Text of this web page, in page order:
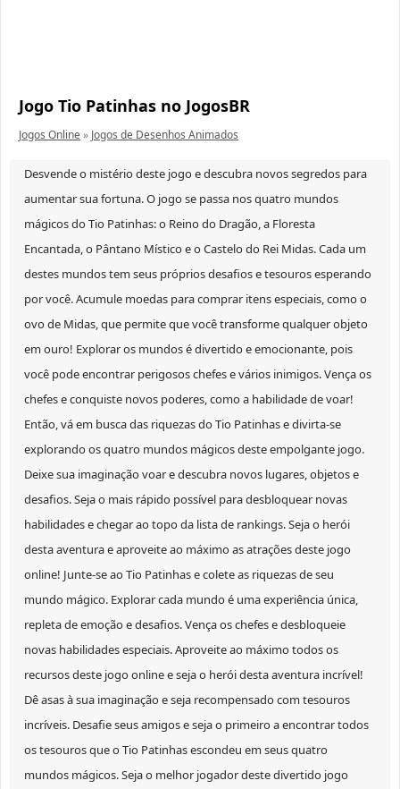
Jogo Tio Patinhas no JogosBR
Jogos Online» Jogos de Desenhos Animados
Desvende o mistério deste jogo e descubra novos segredos para
aumentar sua fortuna. O jogo se passa nos quatro mundos
mágicos do Tio Patinhas: o Reino do Dragão, a Floresta
Encantada, o Pântano Místico e o Castelo do Rei Midas. Cada um
destes mundos tem seus próprios desafios e tesouros esperando
por você. Acumule moedas para comprar itens especiais, como o
ovo de Midas, que permite que você transforme qualquer objeto
em ouro! Explorar os mundos é divertido e emocionante, pois
você pode encontrar perigosos chefes e vários inimigos. Vença os
chefes e conquiste novos poderes, como a habilidade de voar!
Então, vá em busca das riquezas do Tio Patinhas e divirta-se
explorando os quatro mundos mágicos deste empolgante jogo.
Deixe sua imaginação voar e descubra novos lugares, objetos e
desafios. Seja o mais rápido possível para desbloquear novas
habilidades e chegar ao topo da lista de rankings. Seja o herói
desta aventura e aproveite ao máximo as atrações deste jogo
online! Junte-se ao Tio Patinhas e colete as riquezas de seu
mundo mágico. Explorar cada mundo é uma experiência única,
repleta de emoção e desafios. Vença os chefes e desbloqueie
novas habilidades especiais. Aproveite ao máximo todos os
recursos deste jogo online e seja o herói desta aventura incrível!
Dê asas à sua imaginação e seja recompensado com tesouros
incríveis. Desafie seus amigos e seja o primeiro a encontrar todos
os tesouros que o Tio Patinhas escondeu em seus quatro
mundos mágicos. Seja o melhor jogador deste divertido jogo